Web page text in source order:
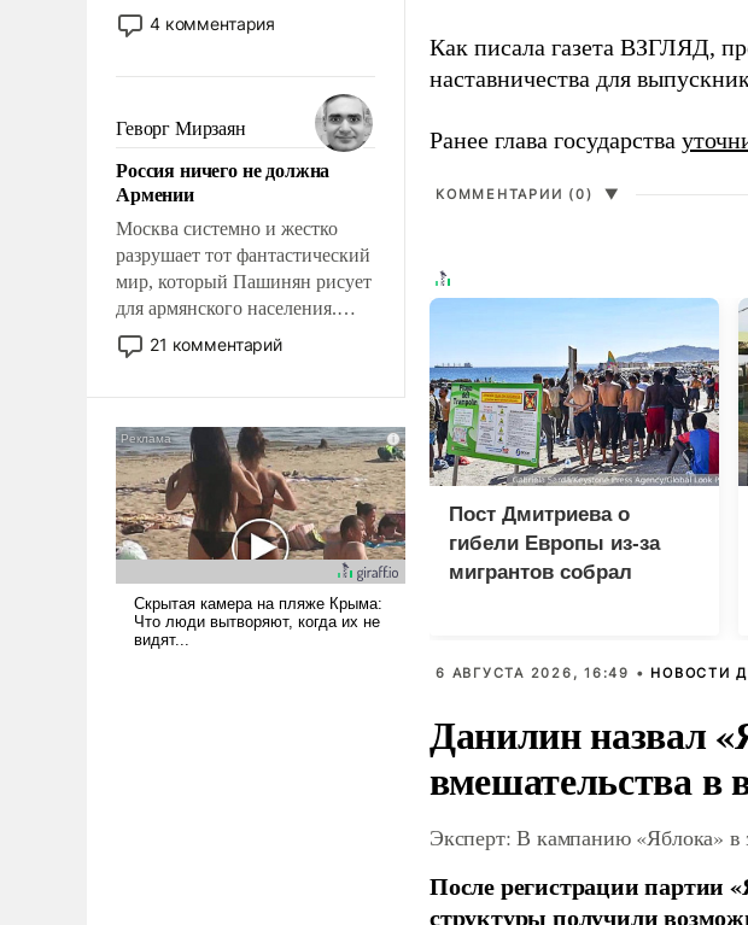
США потребуется более трех
лет. Даже небольшая война с
Сложившаяся ситуация
означает многолетний период
уязвимости США, например,
перед Китаем.
4 комментария
Геворг Мирзаян
Россия ничего не должна
Армении
Москва системно и жестко
разрушает тот фантастический
мир, который Пашинян рисует
для армянского населения.
Мир, где политические
прожекты будут безусловно
налогоплательщиков и где
Еревану за свои поступки не
нужно отвечать.
21 комментарий
Как писала газета ВЗГЛЯД,
наставничества для
Ранее глава государства
КОММЕНТАРИИ (0) ▼
Пост Дмитриева о
гибели Европы из-за
мигрантов собрал
6 АВГУСТА 2026, 16:49 • НОВОСТИ
Данилин назвал
вмешательства в
Эксперт: В кампанию «Яблока»
После регистрации партии
структуры получили